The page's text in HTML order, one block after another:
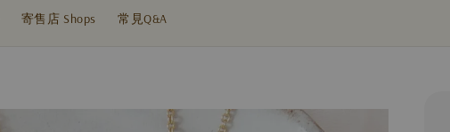
寄售店 Shops 常見Q&A